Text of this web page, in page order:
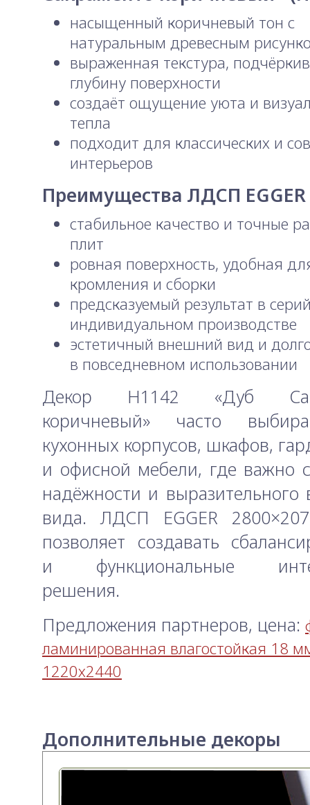
насыщенный коричневый тон с
натуральным древесным
выраженная текстура,
глубину поверхности
создаёт ощущение уюта и
тепла
подходит для классических и
интерьеров
Преимущества ЛДСП EGGER
стабильное качество и точные
плит
ровная поверхность, удобная
кромления и сборки
предсказуемый результат в
индивидуальном производстве
эстетичный внешний вид и
в повседневном использовании
Декор H1142 «Дуб
коричневый» часто
кухонных корпусов, шкафов,
и офисной мебели, где важно
надёжности и выразительного
вида. ЛДСП EGGER
позволяет создавать
и функциональные
решения.
Предложения партнеров, цена:
ламинированная влагостойкая 18
1220х2440
Дополнительные декоры